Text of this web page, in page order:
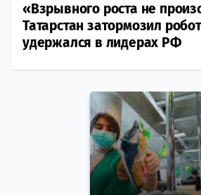
«Взрывного роста не
Татарстан затормозил
удержался в лидерах РФ